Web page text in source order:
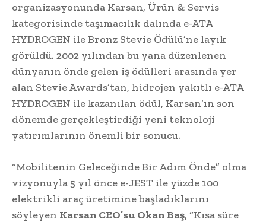
organizasyonunda Karsan, Ürün & Servis
kategorisinde taşımacılık dalında e-ATA
HYDROGEN ile Bronz Stevie Ödülü’ne layık
görüldü. 2002 yılından bu yana düzenlenen
dünyanın önde gelen iş ödülleri arasında yer
alan Stevie Awards’tan, hidrojen yakıtlı e-ATA
HYDROGEN ile kazanılan ödül, Karsan’ın son
dönemde gerçekleştirdiği yeni teknoloji
yatırımlarının önemli bir sonucu.
“Mobilitenin Geleceğinde Bir Adım Önde” olma
vizyonuyla 5 yıl önce e-JEST ile yüzde 100
elektrikli araç üretimine başladıklarını
söyleyen Karsan CEO’su Okan Baş, “Kısa süre